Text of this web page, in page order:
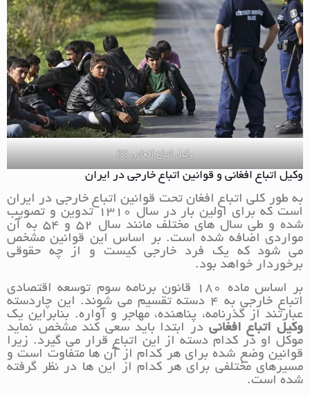
وکیل اتباع افغانی (3)
وکیل اتباع افغانی و قوانین اتباع خارجی در ایران
به طور کلی اتباع افغان تحت قوانین اتباع خارجی در ایران
است که برای اولین بار در سال 1310 تدوین و تصویب
شده و طی سال های مختلف مانند سال 52 و 54 به آن
مواردی اضافه شده است. بر اساس این قوانین مشخص
می شود که یک فرد خارجی کیست و از چه حقوقی
برخوردار خواهد بود.
بر اساس ماده 180 قانون برنامه سوم توسعه اقتصادی
اتباع خارجی به 4 دسته تقسیم می شوند. این چاردسته
عبارتند از گذرنامه، پناهنده، مهاجر و آواره. بنابراین یک
وکیل اتباع افغانی در ابتدا باید سعی کند مشخص نماید
موکل او در کدام دسته از این اتباع قرار می گیرد. زیرا
قوانین وضع شده برای هر کدام از آن ها متفاوت است و
مسیرهای مختلفی برای هر کدام از این ها در نظر گرفته
شده است.